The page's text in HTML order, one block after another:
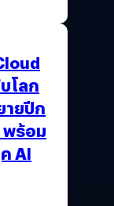
โลก
ายปีก
พร้อม
AI